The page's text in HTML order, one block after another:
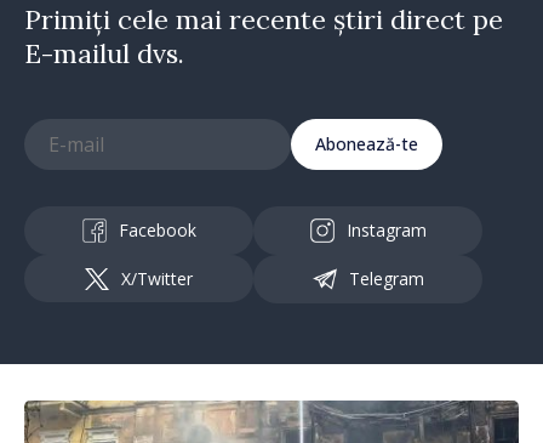
Primiți cele mai recente știri direct pe
E-mailul dvs.
Abonează-te
Facebook Instagram
X/Twitter Telegram